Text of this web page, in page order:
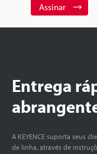
Assinar
Entrega
A KEYENCE suporta seus
de linha, através de